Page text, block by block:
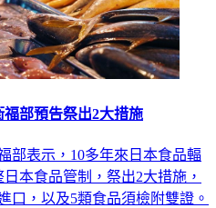
部預告祭出2大措施
部表示，10多年來日本食品輻
本食品管制，祭出2大措施，
口，以及5類食品須檢附雙證。